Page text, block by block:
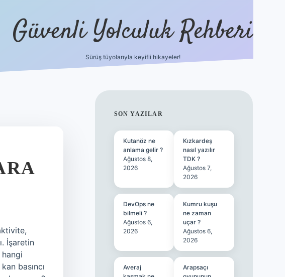
Güvenli Yolculuk Rehberi
Sürüş tüyolarıyla keyifli hikayeler!
İşaretin
basıncı
SIDEBAR
SON YAZILAR
Kutanöz ne
anlama gelir ?
Ağustos 8,
2026
Kızkardeş
nasıl yazılır
TDK ?
Ağustos 7,
2026
DevOps ne
bilmeli ?
Ağustos 6,
2026
Kumru kuşu
ne zaman
uçar ?
Ağustos 6,
2026
Averaj
Arapsaçı
grandoperabet